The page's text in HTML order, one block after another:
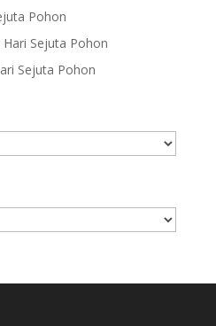
Pohon
Hari Sejuta Pohon
Sejuta Pohon